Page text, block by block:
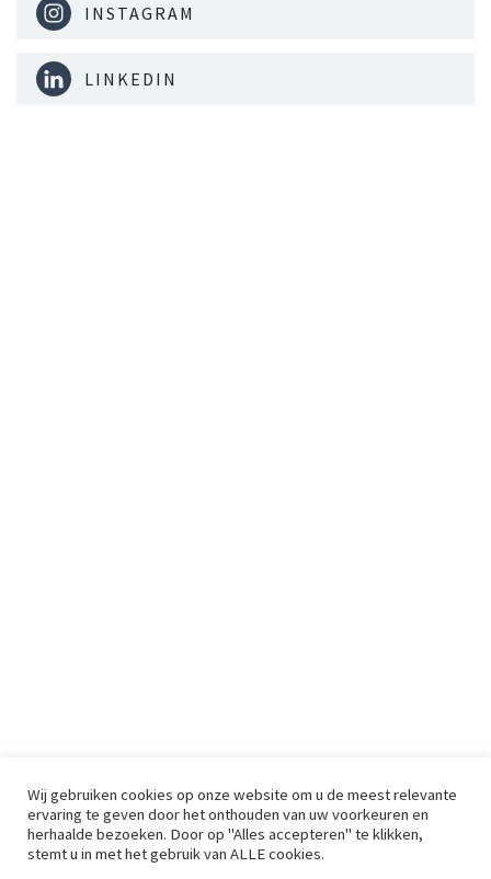
INSTAGRAM
LINKEDIN
Wij gebruiken cookies op onze website om u de meest relevante
ervaring te geven door het onthouden van uw voorkeuren en
herhaalde bezoeken. Door op "Alles accepteren" te klikken,
stemt u in met het gebruik van ALLE cookies.